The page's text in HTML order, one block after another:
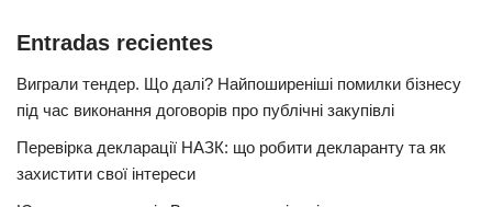
Entradas recientes
Виграли тендер. Що далі? Найпоширеніші помилки бізнесу
під час виконання договорів про публічні закупівлі
Перевірка декларації НАЗК: що робити декларанту та як
захистити свої інтереси